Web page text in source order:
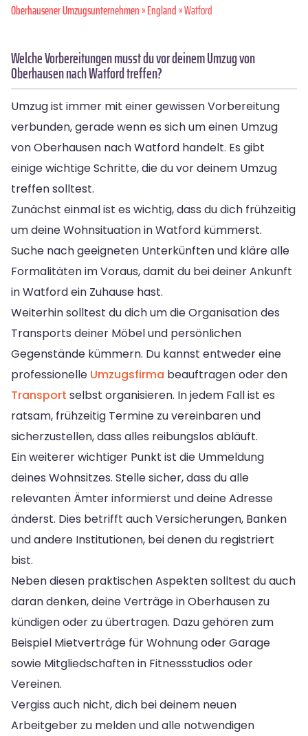
Oberhausener Umzugsunternehmen»England» Watford
Welche Vorbereitungen musst du vor deinem Umzug von
Oberhausen nach Watford treffen?
Umzug ist immer mit einer gewissen Vorbereitung
verbunden, gerade wenn es sich um einen Umzug
von Oberhausen nach Watford handelt. Es gibt
einige wichtige Schritte, die du vor deinem Umzug
treffen solltest.
Zunächst einmal ist es wichtig, dass du dich frühzeitig
um deine Wohnsituation in Watford kümmerst.
Suche nach geeigneten Unterkünften und kläre alle
Formalitäten im Voraus, damit du bei deiner Ankunft
in Watford ein Zuhause hast.
Weiterhin solltest du dich um die Organisation des
Transports deiner Möbel und persönlichen
Gegenstände kümmern. Du kannst entweder eine
professionelle Umzugsfirma beauftragen oder den
Transport selbst organisieren. In jedem Fall ist es
ratsam, frühzeitig Termine zu vereinbaren und
sicherzustellen, dass alles reibungslos abläuft.
Ein weiterer wichtiger Punkt ist die Ummeldung
deines Wohnsitzes. Stelle sicher, dass du alle
relevanten Ämter informierst und deine Adresse
änderst. Dies betrifft auch Versicherungen, Banken
und andere Institutionen, bei denen du registriert
bist.
Neben diesen praktischen Aspekten solltest du auch
daran denken, deine Verträge in Oberhausen zu
kündigen oder zu übertragen. Dazu gehören zum
Beispiel Mietverträge für Wohnung oder Garage
sowie Mitgliedschaften in Fitnessstudios oder
Vereinen.
Vergiss auch nicht, dich bei deinem neuen
Arbeitgeber zu melden und alle notwendigen